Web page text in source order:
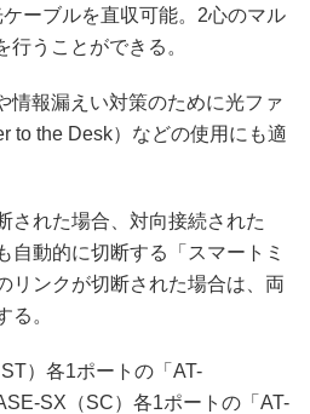
ーブルを直収可能。2心のマル
うことができる。
報漏えい対策のために光ファ
to the Desk）などの使用にも適
れた場合、対向接続された
動的に切断する「スマートミ
リンクが切断された場合は、両
。
）各1ポートの「AT-
SX（SC）各1ポートの「AT-